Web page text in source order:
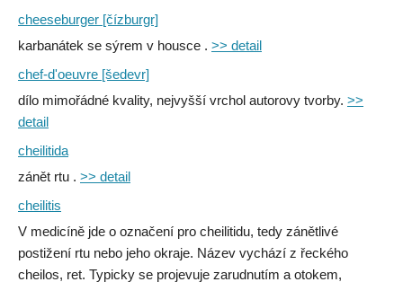
cheeseburger [čízburgr]
karbanátek se sýrem v housce . >> detail
chef-d'oeuvre [šedevr]
dílo mimořádné kvality, nejvyšší vrchol autorovy tvorby. >>
detail
cheilitida
zánět rtu . >> detail
cheilitis
V medicíně jde o označení pro cheilitidu, tedy zánětlivé
postižení rtu nebo jeho okraje. Název vychází z řeckého
cheilos, ret. Typicky se projevuje zarudnutím a otokem,